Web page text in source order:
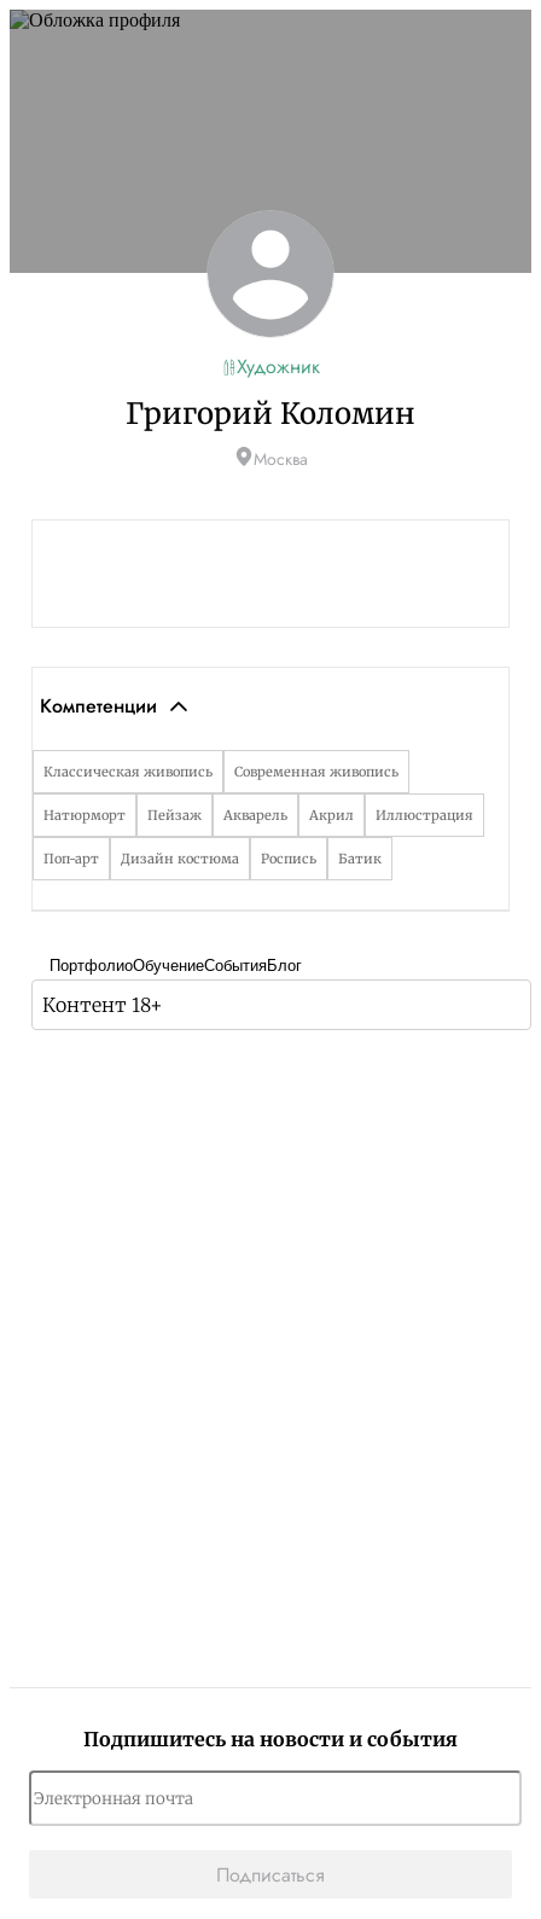
Художник
Григорий Коломин
Москва
Компетенции
Классическая живопись Современная живопись
Натюрморт Пейзаж Акварель Акрил Иллюстрация
Поп-арт Дизайн костюма Роспись Батик
ПортфолиоОбучениеСобытияБлог
Контент 18+
Подпишитесь на новости и события
Подписаться